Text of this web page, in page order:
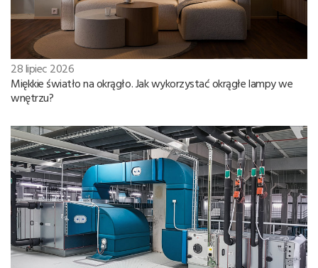
28 lipiec 2026
Miękkie światło na okrągło. Jak wykorzystać okrągłe lampy we
wnętrzu?